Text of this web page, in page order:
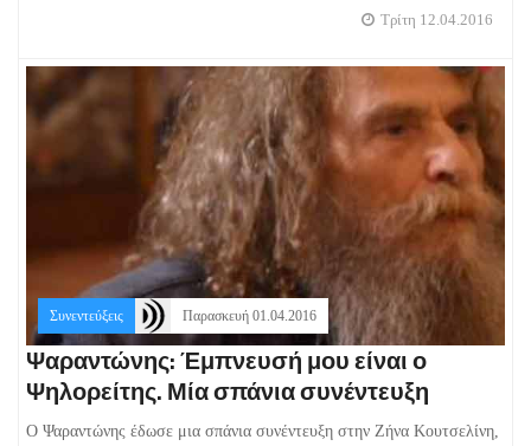
Τρίτη 12.04.2016
Συνεντεύξεις Παρασκευή 01.04.2016
Ψαραντώνης: Έμπνευσή μου είναι ο
Ψηλορείτης. Μία σπάνια συνέντευξη
Ο Ψαραντώνης έδωσε μια σπάνια συνέντευξη στην Ζήνα Κουτσελίνη,